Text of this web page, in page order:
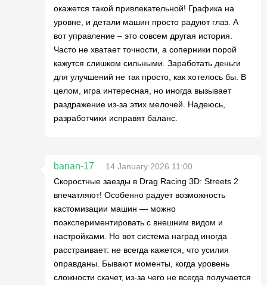
окажется такой привлекательной! Графика на
уровне, и детали машин просто радуют глаз. А
вот управление – это совсем другая история.
Часто не хватает точности, а соперники порой
кажутся слишком сильными. Заработать деньги
для улучшений не так просто, как хотелось бы. В
целом, игра интересная, но иногда вызывает
раздражение из-за этих мелочей. Надеюсь,
разработчики исправят баланс.
banan-17
14 January 2026 11:00
Скоростные заезды в Drag Racing 3D: Streets 2
впечатляют! Особенно радует возможность
кастомизации машин — можно
поэкспериментировать с внешним видом и
настройками. Но вот система наград иногда
расстраивает: не всегда кажется, что усилия
оправданы. Бывают моменты, когда уровень
сложности скачет, из-за чего не всегда получается